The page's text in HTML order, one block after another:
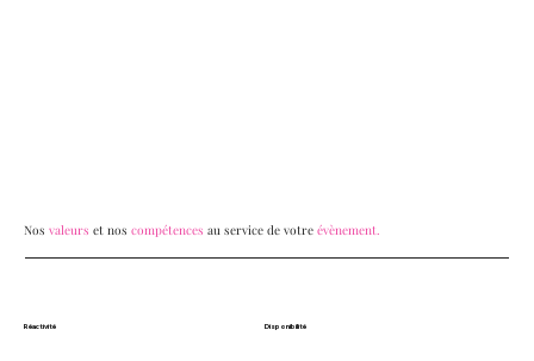
Nos valeurs et nos compétences au service de votre évènement.
Réactivité Disponibilité